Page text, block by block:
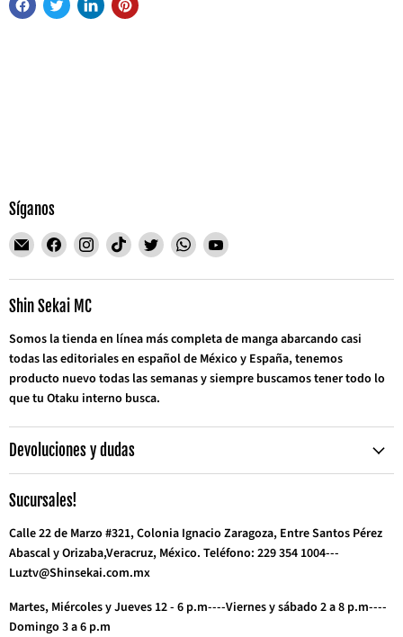
Síganos
Encuéntrenos
Correo
electrónico
Encuéntrenos
Facebook
Encuéntrenos
Instagram
Encuéntrenos
TikTok
Encuéntrenos
Twitter
Encuéntrenos
WhatsApp
Encuéntrenos
YouTube
Shin Sekai MC
Somos la tienda en línea más completa de manga abarcando casi
todas las editoriales en español de México y España, tenemos
producto nuevo todas las semanas y siempre buscamos tener todo lo
que tu Otaku interno busca.
Devoluciones y dudas
Sucursales!
Calle 22 de Marzo #321, Colonia Ignacio Zaragoza, Entre Santos Pérez
Abascal y Orizaba,Veracruz, México. Teléfono: 229 354 1004---
Luztv@Shinsekai.com.mx
Martes, Miércoles y Jueves 12 - 6 p.m----Viernes y sábado 2 a 8 p.m----
Domingo 3 a 6 p.m